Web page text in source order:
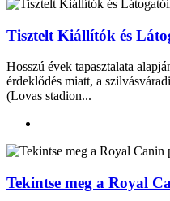
Tisztelt Kiállítók és
Hosszú évek tapasztalata
érdeklődés miatt, a
(Lovas stadion...
Tekintse meg a Royal